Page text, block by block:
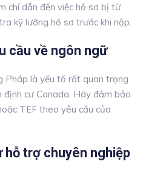
chí dẫn đến việc hồ sơ bị từ
kỹ lưỡng hồ sơ trước khi nộp.
cầu về ngôn ngữ
Pháp là yếu tố rất quan trọng
cư Canada. Hãy đảm bảo
TEF theo yêu cầu của
trợ chuyên nghiệp